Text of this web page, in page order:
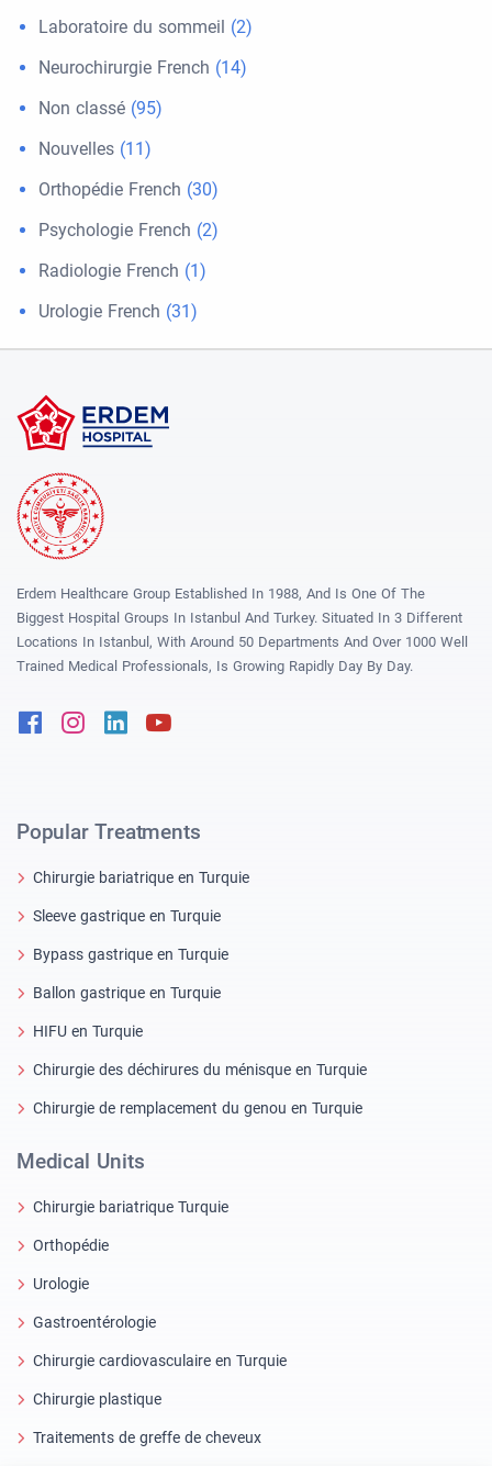
Laboratoire du sommeil (2)
Neurochirurgie French (14)
Non classé (95)
Nouvelles (11)
Orthopédie French (30)
Psychologie French (2)
Radiologie French (1)
Urologie French (31)
Erdem Healthcare Group Established In 1988, And Is One Of The
Biggest Hospital Groups In Istanbul And Turkey. Situated In 3 Different
Locations In Istanbul, With Around 50 Departments And Over 1000 Well
Trained Medical Professionals, Is Growing Rapidly Day By Day.
FacebookInstagram
Linkedin
Popular Treatments
Chirurgie bariatrique en Turquie
Sleeve gastrique en Turquie
Bypass gastrique en Turquie
Ballon gastrique en Turquie
HIFU en Turquie
Chirurgie des déchirures du ménisque en Turquie
Chirurgie de remplacement du genou en Turquie
Medical Units
Chirurgie bariatrique Turquie
Orthopédie
Urologie
Gastroentérologie
Chirurgie cardiovasculaire en Turquie
Chirurgie plastique
Traitements de greffe de cheveux